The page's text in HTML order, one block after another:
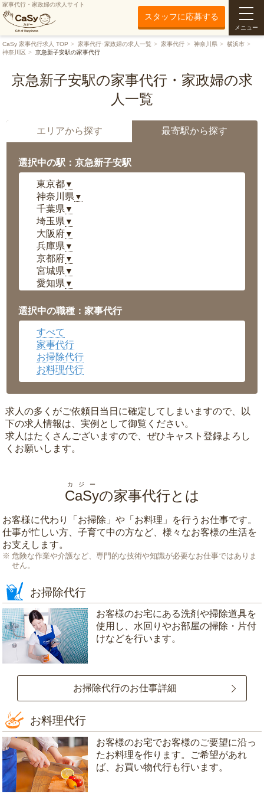
家事代行・家政婦の求人サイト
スタッフに応募する
メニュー
CaSy 家事代行求人 TOP 家事代行･家政婦の求人一覧 家事代行 神奈川県
横浜市
神奈川区
京急新子安駅の家事代行
京急新子安駅の家事代行・家政婦の求
人一覧
エリアから探す 最寄駅から探す
選択中の駅：京急新子安駅
東京都▼
神奈川県 ▼
千葉県 ▼
埼玉県 ▼
大阪府▼
兵庫県 ▼
京都府▼
宮城県 ▼
愛知県 ▼
岡山県▼
広島県▼
沖縄県
選択中の職種：家事代行
すべて
家事代行
お掃除代行
お料理代行
求人の多くがご依頼日当日に確定してしまいますので、以
下の求人情報は、実例として御覧ください。
求人はたくさんございますので、ぜひキャスト登録よろし
くお願いします。
CaSy
カジー
の家事代行とは
お客様に代わり「 お掃除 」や「 お料理 」を行うお仕事です。
仕事が忙しい方、子育て中の方など、様々なお客様の生活を
お支えします。
危険な作業や介護など、専門的な技術や知識が必要なお仕事ではありま
せん。
お掃除代行
お客様のお宅にある洗剤や掃除道具を
使用し、水回りやお部屋の掃除・片付
けなどを行います。
お掃除代行のお仕事詳細
お料理代行
お客様のお宅でお客様のご要望に沿っ
たお料理を作ります。ご希望があれ
ば、お買い物代行も行います。